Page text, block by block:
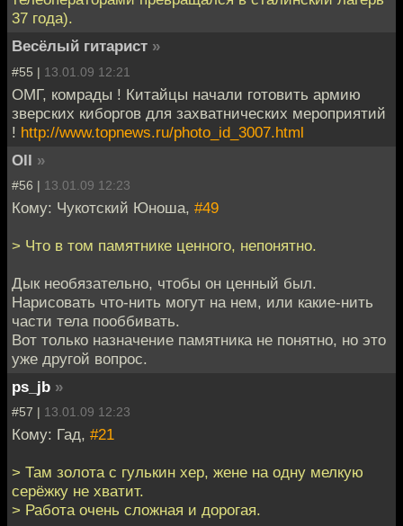
37 года).
Весёлый гитарист »
#55 | 13.01.09 12:21
ОМГ, комрады ! Китайцы начали готовить армию
зверских киборгов для захватнических мероприятий
! http://www.topnews.ru/photo_id_3007.html
Oll »
#56 | 13.01.09 12:23
Кому: Чукотский Юноша, #49
> Что в том памятнике ценного, непонятно.
Дык необязательно, чтобы он ценный был.
Нарисовать что-нить могут на нем, или какие-нить
части тела пооббивать.
Вот только назначение памятника не понятно, но это
уже другой вопрос.
ps_jb »
#57 | 13.01.09 12:23
Кому: Гад, #21
> Там золота с гулькин хер, жене на одну мелкую
серёжку не хватит.
> Работа очень сложная и дорогая.